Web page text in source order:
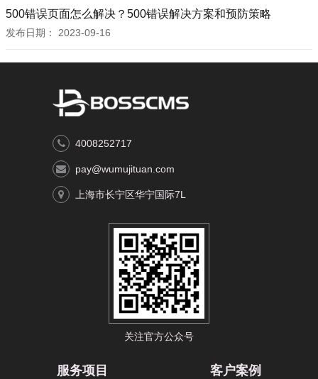
500错误页面怎么解决？500错误解决方案和预防策略
发布日期： 2023-09-16
4008252717
pay@wumujituan.com
上海市长宁区华宁国际7L
关注官方公众号
服务项目 客户案例